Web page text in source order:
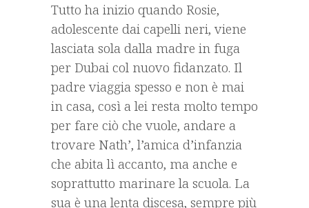
Tutto ha inizio quando Rosie,
adolescente dai capelli neri, viene
lasciata sola dalla madre in fuga
per Dubai col nuovo fidanzato. Il
padre viaggia spesso e non è mai
in casa, così a lei resta molto tempo
per fare ciò che vuole, andare a
trovare Nath’, l’amica d’infanzia
che abita lì accanto, ma anche e
soprattutto marinare la scuola. La
sua è una lenta discesa, sempre più